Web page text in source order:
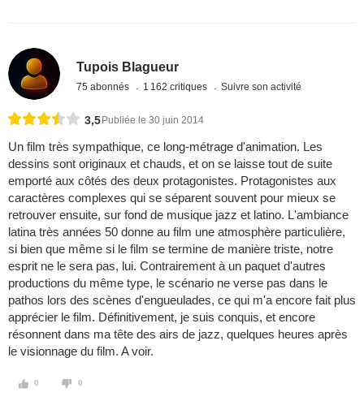
Tupois Blagueur
75 abonnés 1 162 critiques Suivre son activité
3,5 Publiée le 30 juin 2014
Un film très sympathique, ce long-métrage d'animation. Les
dessins sont originaux et chauds, et on se laisse tout de suite
emporté aux côtés des deux protagonistes. Protagonistes aux
caractères complexes qui se séparent souvent pour mieux se
retrouver ensuite, sur fond de musique jazz et latino. L'ambiance
latina très années 50 donne au film une atmosphère particulière,
si bien que même si le film se termine de manière triste, notre
esprit ne le sera pas, lui. Contrairement à un paquet d'autres
productions du même type, le scénario ne verse pas dans le
pathos lors des scènes d'engueulades, ce qui m'a encore fait plus
apprécier le film. Définitivement, je suis conquis, et encore
résonnent dans ma tête des airs de jazz, quelques heures après
le visionnage du film. A voir.
0 0